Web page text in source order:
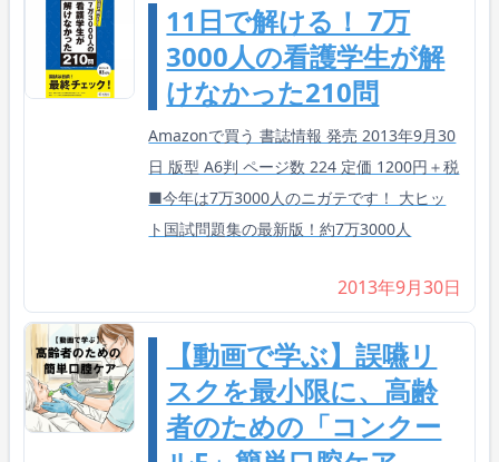
11日で解ける！ 7万
3000人の看護学生が解
けなかった210問
Amazonで買う 書誌情報 発売 2013年9月30
日 版型 A6判 ページ数 224 定価 1200円＋税
■今年は7万3000人のニガテです！ 大ヒッ
ト国試問題集の最新版！約7万3000人
2013年9月30日
【動画で学ぶ】誤嚥リ
スクを最小限に、高齢
者のための「コンクー